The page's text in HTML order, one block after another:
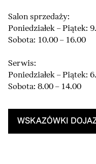
Salon sprzedaży:
Poniedziałek – Piątek:
Sobota: 10.00 – 16.00
Serwis:
Poniedziałek – Piątek:
Sobota: 8.00 – 14.00
WSKAZÓWKI